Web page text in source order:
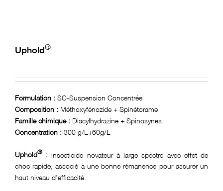
Uphold®
Formulation :SC-Suspension Concentrée
Composition :Méthoxyfénozide + Spinétorame
Famille chimique :Diacylhydrazine + Spinosynes
Concentration :300 g/L+60g/L
Uphold® : insecticide novateur à large spectre avec effet de
choc rapide, associé à une bonne rémanence pour assurer un
haut niveau d’efficacité.